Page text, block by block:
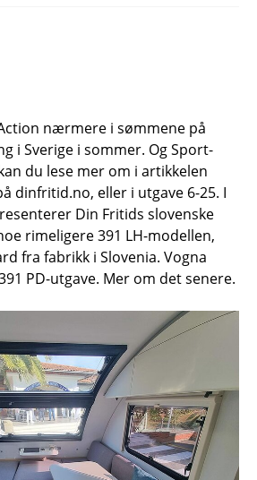
nærmere i sømmene på
i Sverige i sommer. Og Sport-
du lese mer om i artikkelen
dinfritid.no, eller i utgave 6-25. I
Din Fritids slovenske
rimeligere 391 LH-modellen,
fra fabrikk i Slovenia. Vogna
PD-utgave. Mer om det senere.